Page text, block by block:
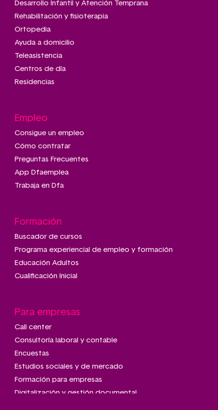
Desarrollo Infantil y Atención Temprana
Rehabilitación y fisioterapia
Ortopedia
Ayuda a domicilio
Teleasistencia
Centros de día
Residencias
Empleo
Consigue un empleo
Cómo contratar
Preguntas Frecuentes
App Dfaemplea
Trabaja en Dfa
Formación
Buscador de cursos
Programa experiencial de empleo y formación
Educación Adultos
Cualificación Inicial
Para empresas
Call center
Consultoría laboral y contable
Encuestas
Estudios sociales y de mercado
Formación para empresas
Digitalización y gestión documental